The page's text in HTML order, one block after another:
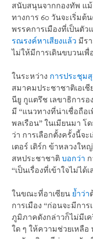
สนับสนุนจากกองทัพ แม้
ทางการ 60 วันจะเริ่มต้
พรรคการเมืองที่เป็นตัว
รณรงค์หาเสียงแล้ว มีร
ไม่ให้มีการเดินขบวนเพื่
ในระหว่าง การประชุม
สมาคมประชาชาติเอเชี
นียู กูแตรึช เลขาธิการ
มี “แนวทางที่น่าเชื่อถือ
พลเรือน” ในเมียนมา โ
ว่า การเลือกตั้งครั้งนี้จะ
เตอร์ เติร์ก ข้าหลวงใ
สหประชาชาติ บอกว่า
“เป็นเรื่องที่เข้าใจไม่ได้เ
ในขณะที่อาเซียน ย้ำว่า
การเมือง “ก่อนจะมีกา
ภูมิภาคดังกล่าวก็ไม่มีเ
ใด ๆ ให้ความช่วยเหลื